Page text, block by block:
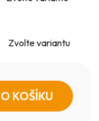
Zvolte variantu
KOŠÍKU